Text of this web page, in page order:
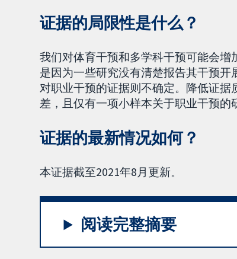
证据的局限性是什么？
我们对体育干预和多学科干预可能会
是因为一些研究没有清楚报告其干预开
对职业干预的证据则不确定。降低证
差，且仅有一项小样本关于职业干预的
证据的最新情况如何？
本证据截至2021年8月更新。
阅读完整摘要